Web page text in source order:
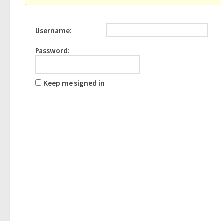
Username:
Password:
Keep me signed in